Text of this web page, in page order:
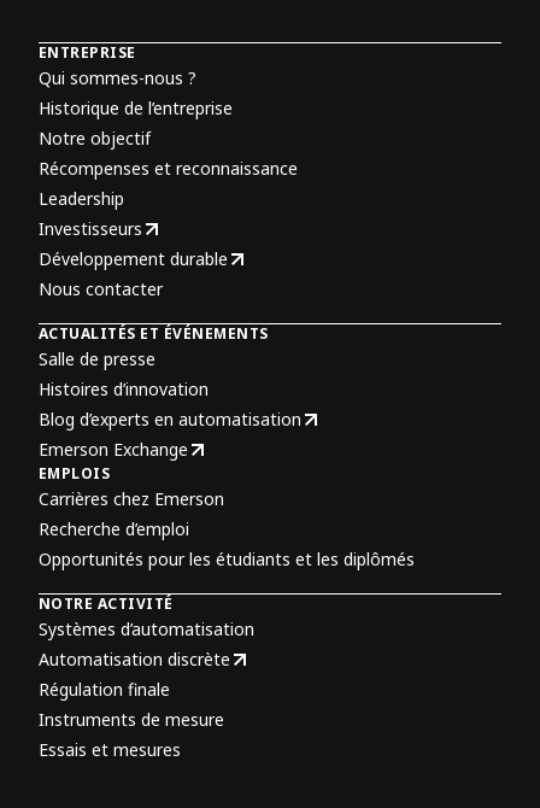
ENTREPRISE
Qui sommes-nous ?
Historique de l’entreprise
Notre objectif
Récompenses et reconnaissance
Leadership
Investisseurs
Développement durable
Nous contacter
ACTUALITÉS ET ÉVÉNEMENTS
Salle de presse
Histoires d’innovation
Blog d’experts en automatisation
Emerson Exchange
EMPLOIS
Carrières chez Emerson
Recherche d’emploi
Opportunités pour les étudiants et les diplômés
NOTRE ACTIVITÉ
Systèmes d’automatisation
Automatisation discrète
Régulation finale
Instruments de mesure
Essais et mesures